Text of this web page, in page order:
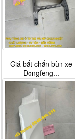
Tay mở cửa ngoài Thaco
Auman...